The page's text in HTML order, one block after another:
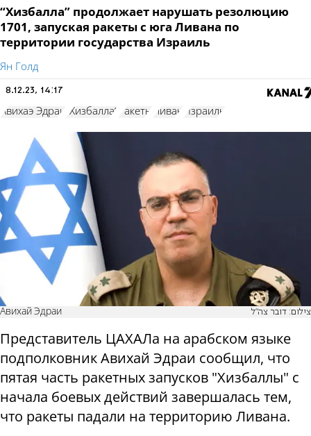
“Хизбалла” продолжает нарушать резолюцию
1701, запуская ракеты с юга Ливана по
территории государства Израиль
Ян Голд
8.12.23, 14:17
Авихаэ Эдраи "Хизбалла" Ракеты Ливан Израиль
Авихай Эдраи צילום: דובר צה"ל
Представитель ЦАХАЛа на арабском языке
подполковник Авихай Эдраи сообщил, что
пятая часть ракетных запусков "Хизбаллы" с
начала боевых действий завершалась тем,
что ракеты падали на территорию Ливана.